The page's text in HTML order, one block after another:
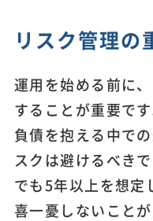
リスク管理の
運用を始める前に
することが重要で
負債を抱える中で
スクは避けるべき
でも5年以上を想定
喜一憂しないことが